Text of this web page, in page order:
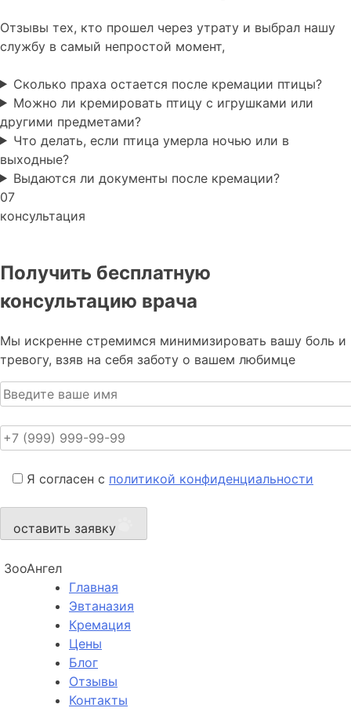
Отзывы тех, кто прошел через утрату и выбрал нашу
службу в самый непростой момент,
Сколько праха остается после кремации птицы?
Можно ли кремировать птицу с игрушками или
другими предметами?
Что делать, если птица умерла ночью или в
выходные?
Выдаются ли документы после кремации?
07
консультация
Получить бесплатную
консультацию врача
Мы искренне стремимся минимизировать вашу боль и
тревогу, взяв на себя заботу о вашем любимце
Я согласен с политикой конфиденциальности
оставить заявку
ЗооАнгел
Главная
Эвтаназия
Кремация
Цены
Блог
Отзывы
Контакты